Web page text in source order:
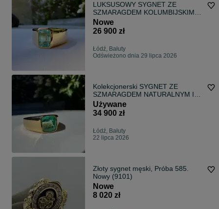
LUKSUSOWY SYGNET ZE
SZMARAGDEM KOLUMBIJSKIM
IGI 2,11CT 17,43G P.673
Nowe
26 900 zł
Łódź, Bałuty
Odświeżono dnia 29 lipca 2026
Kolekcjonerski SYGNET ZE
SZMARAGDEM NATURALNYM IGI
3,30CT! 14,66G P.672
Używane
34 900 zł
Łódź, Bałuty
22 lipca 2026
Złoty sygnet męski, Próba 585.
Nowy (9101)
Nowe
8 020 zł